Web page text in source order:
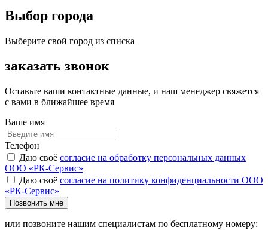
Выбор города
Выберите свой город из списка
заказать звонок
Оставьте ваши контактные данные, и наш менеджер свяжется
с вами в ближайшее время
Ваше имя
Телефон
Даю своё согласие на обработку персональных данных
ООО «РК-Сервис»
Даю своё согласие на политику конфиденциальности ООО
«РК-Сервис»
Позвонить мне
или позвоните нашим специалистам по бесплатному номеру: